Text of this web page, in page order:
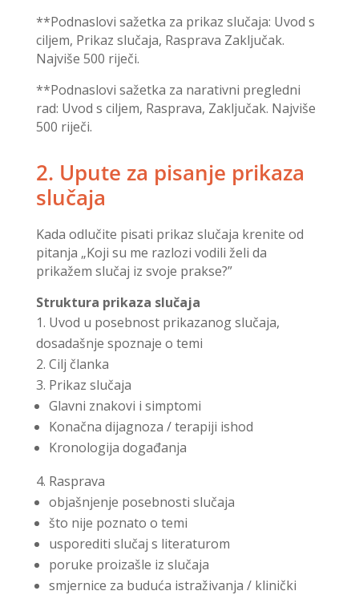
**Podnaslovi sažetka za prikaz slučaja: Uvod s
ciljem, Prikaz slučaja, Rasprava Zaključak.
Najviše 500 riječi.
**Podnaslovi sažetka za narativni pregledni
rad: Uvod s ciljem, Rasprava, Zaključak. Najviše
500 riječi.
2. Upute za pisanje prikaza
slučaja
Kada odlučite pisati prikaz slučaja krenite od
pitanja „Koji su me razlozi vodili želi da
prikažem slučaj iz svoje prakse?”
Struktura prikaza slučaja
Uvod u posebnost prikazanog slučaja,
dosadašnje spoznaje o temi
Cilj članka
Prikaz slučaja
Glavni znakovi i simptomi
Konačna dijagnoza / terapiji ishod
Kronologija događanja
Rasprava
objašnjenje posebnosti slučaja
što nije poznato o temi
usporediti slučaj s literaturom
poruke proizašle iz slučaja
smjernice za buduća istraživanja / klinički